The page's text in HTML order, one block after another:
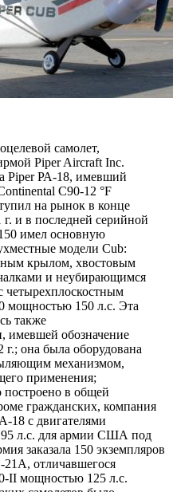
самолет,
Piper Aircraft Inc.
Piper РА-18, имевший
C90-12 °F
на рынок в конце
и в последней серийной
имел основную
модели Cub:
крылом, хвостовым
и неубирающимся
четырехплоскостным
мощностью 150 л.с. Эта
также
имевшей обозначение
она была оборудована
механизмом,
применения;
в общей
гражданских, компания
18 с двигателями
л.с. для армии США под
заказала 150 экземпляров
21A, отличавшегося
II мощностью 125 л.с.